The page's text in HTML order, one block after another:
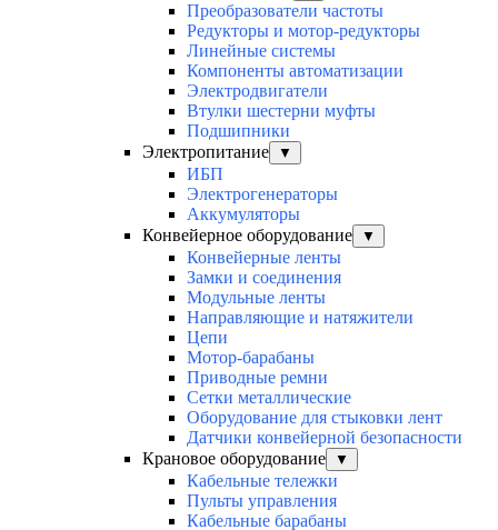
Преобразователи частоты
Редукторы и мотор-редукторы
Линейные системы
Компоненты автоматизации
Электродвигатели
Втулки шестерни муфты
Подшипники
Электропитание
▼
ИБП
Электрогенераторы
Аккумуляторы
Конвейерное оборудование
▼
Конвейерные ленты
Замки и соединения
Модульные ленты
Направляющие и натяжители
Цепи
Мотор-барабаны
Приводные ремни
Сетки металлические
Оборудование для стыковки лент
Датчики конвейерной безопасности
Крановое оборудование
▼
Кабельные тележки
Пульты управления
Кабельные барабаны